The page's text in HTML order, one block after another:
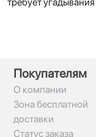
Покупателям
О компании
Зона бесплатной
доставки
Статус заказа